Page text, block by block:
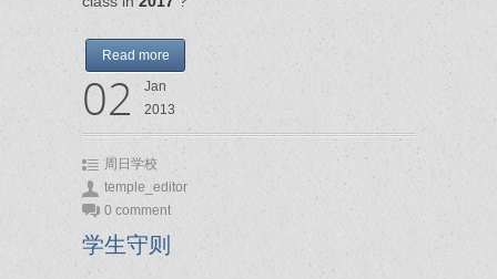
Read more
02
Jan
2013
周日学校
temple_editor
0 comment
学生守则